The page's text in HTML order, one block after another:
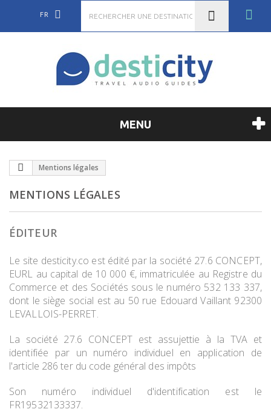
FR
MENU
Mentions légales
MENTIONS LÉGALES
ÉDITEUR
Le site desticity.co est édité par la société 27.6 CONCEPT,
EURL au capital de 10 000 €, immatriculée au Registre du
Commerce et des Sociétés sous le numéro 532 133 337,
dont le siège social est au 50 rue Edouard Vaillant 92300
LEVALLOIS-PERRET.
La société 27.6 CONCEPT est assujettie à la TVA et
identifiée par un numéro individuel en application de
l'article 286 ter du code général des impôts
Son numéro individuel d'identification est le
FR19532133337.